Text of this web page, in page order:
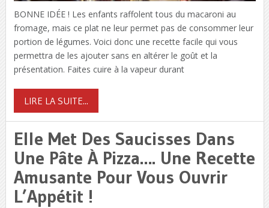
BONNE IDÉE ! Les enfants raffolent tous du macaroni au
fromage, mais ce plat ne leur permet pas de consommer leur
portion de légumes. Voici donc une recette facile qui vous
permettra de les ajouter sans en altérer le goût et la
présentation. Faites cuire à la vapeur durant
LIRE LA SUITE...
Elle Met Des Saucisses Dans
Une Pâte À Pizza…. Une Recette
Amusante Pour Vous Ouvrir
L’Appétit !